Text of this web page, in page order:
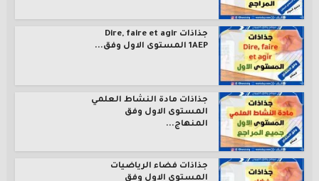
جذاذات Dire, faire et agir
1AEP المستوى الاول وفق...
جذاذات مادة النشاط العلمي
المستوى الاول وفق
المنهاج...
جذاذات فضاء الرياضيات
المستوى الاول وفق